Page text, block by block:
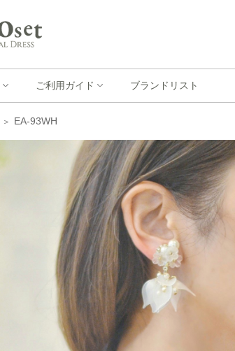
ご利用ガイド ブランドリスト
EA-93WH